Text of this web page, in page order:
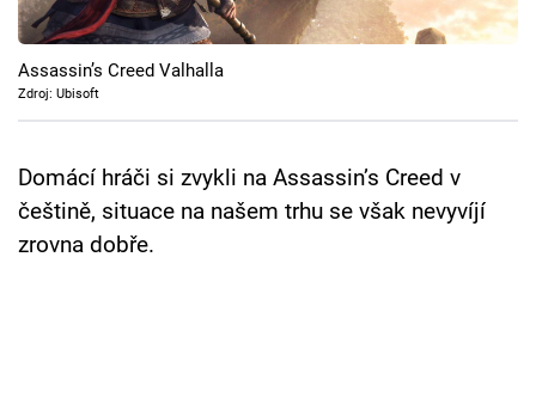
Cool Esport
Pořady
Sledujte prima+
Assassin’s Creed Valhalla
Zdroj: Ubisoft
Domácí hráči si zvykli na Assassin’s Creed v
češtině, situace na našem trhu se však nevyvíjí
zrovna dobře.